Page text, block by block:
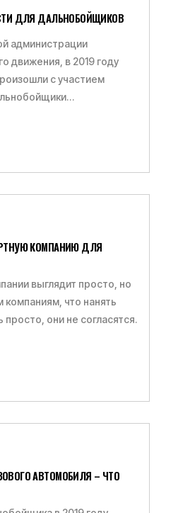
ДЛЯ ДАЛЬНОБОЙЩИКОВ
администрации
движения, в 2019 году
с участием
КОМПАНИЮ ДЛЯ
выглядит просто, но
что нанять
просто, они не согласятся.
АВТОМОБИЛЯ – ЧТО